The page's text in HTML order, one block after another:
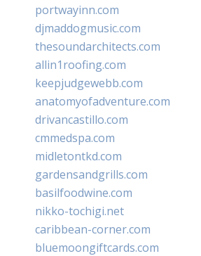
portwayinn.com
djmaddogmusic.com
thesoundarchitects.com
allin1roofing.com
keepjudgewebb.com
anatomyofadventure.com
drivancastillo.com
cmmedspa.com
midletontkd.com
gardensandgrills.com
basilfoodwine.com
nikko-tochigi.net
caribbean-corner.com
bluemoongiftcards.com